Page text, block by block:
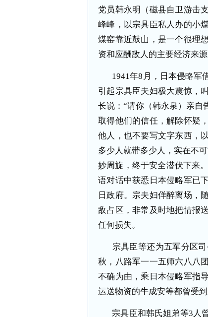
党员韩永明（磁县自卫游击
峰峰，以宗具臣私人办的小
煤窑靠近鼓山，是一个很理
资和应酬敌人的主要经济来源
1941年8 月，日本侵略军
引起宗具臣夫妇极大震惊，
长说：“请你（韩永泉）亲自
取得他们的信任，解除怀疑
他人，也不要写文字东西，
多少人就带多少人，实在不
妙周旋，终于安全潜伏下来。
语对话中获悉日本侵略军已
日政府。宗夫妇佯醉离场，
敌占区，非常及时地把情报
任何损失。
宗具臣等还为五军分区
秋，八路军一一五师六八八
不确为由，乘日本侵略军指
运送物资的牛成安等都曾受到
宗具臣和韩氏姐弟等3 人